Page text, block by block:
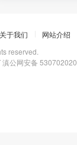
关于我们
网站介绍
reserved.
公网安备